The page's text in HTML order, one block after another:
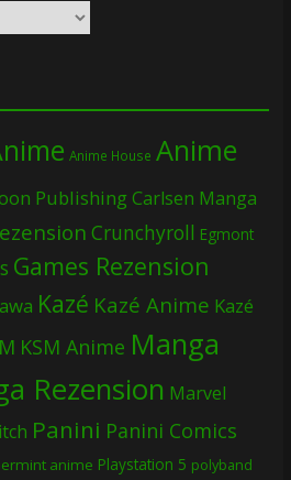
Anime House Anime
PublishingCarlsen Manga
Crunchyroll Egmont
Games Rezension
Kazé Kazé Anime Kazé
KSM Anime Manga
Rezension Marvel
Panini Panini Comics
anime Playstation 5 polyband